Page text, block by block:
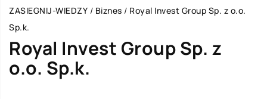
ZASIEGNIJ-WIEDZY / Biznes / Royal Invest Group Sp. z o.o.
Sp.k.
Royal Invest Group Sp. z
o.o. Sp.k.